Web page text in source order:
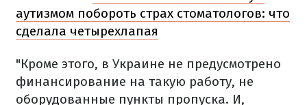
аутизмом побороть страх стоматологов: что
сделала четырехлапая
"Кроме этого, в Украине не предусмотрено
финансирование на такую ​​работу, не
оборудованные пункты пропуска. И,